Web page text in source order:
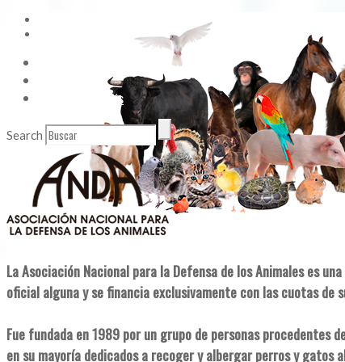
Enlaces de Interés
Search
La Asociación Nacional para la Defensa de los Animales es
oficial alguna y se financia exclusivamente con las cuotas de
Fue fundada en 1989 por un grupo de personas procedentes
en su mayoría dedicados a recoger y albergar perros y gatos